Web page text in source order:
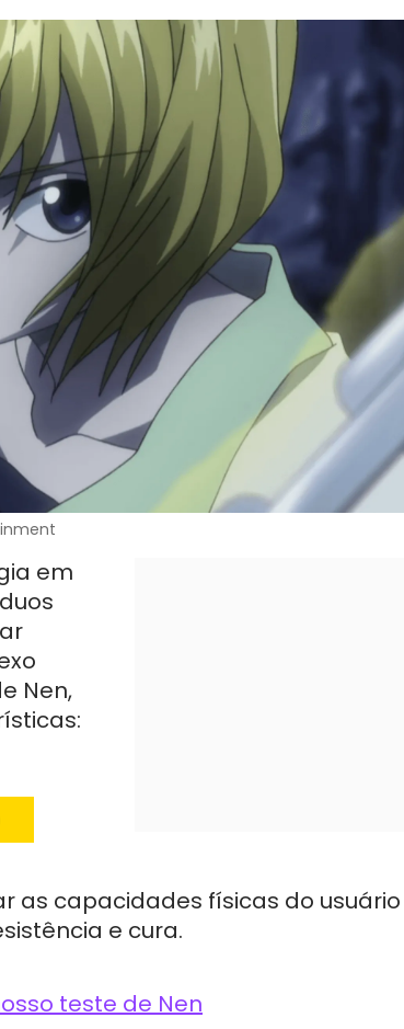
em
Nen,
as capacidades físicas do usuário
e cura.
teste de Nen